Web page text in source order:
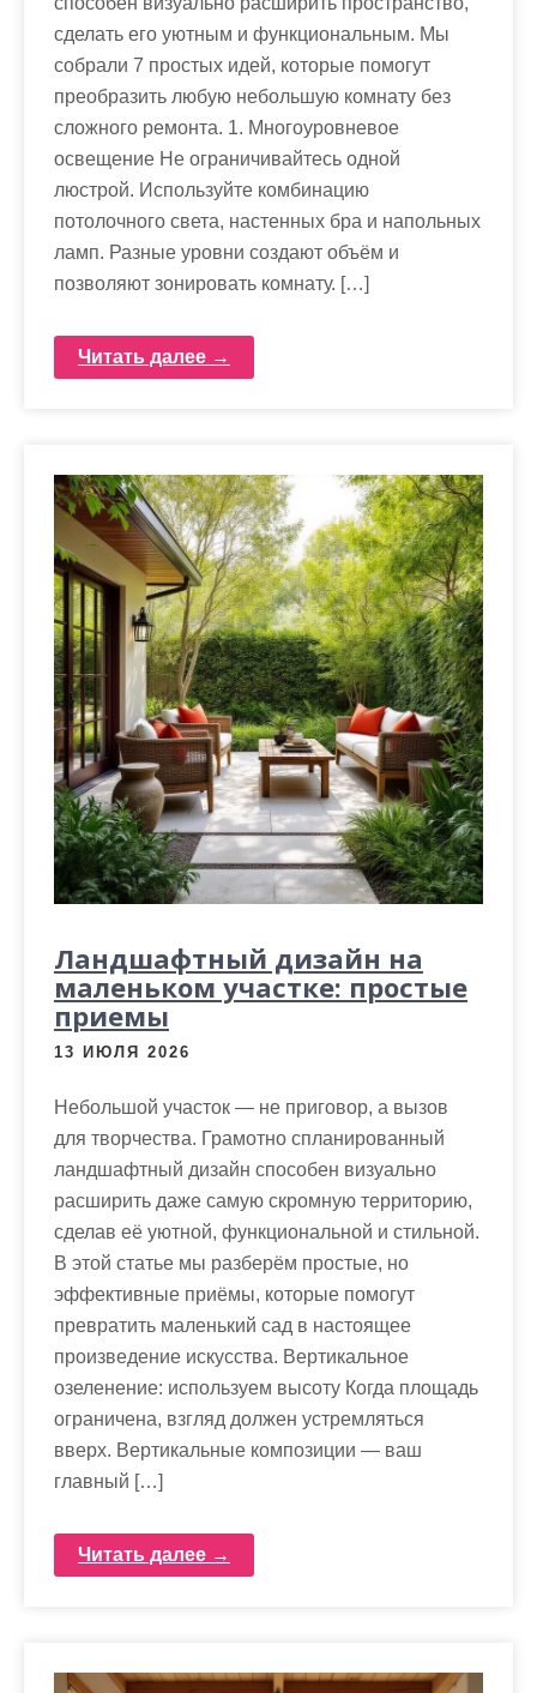
сделать его уютным и функциональным. Мы
собрали 7 простых идей, которые помогут
преобразить любую небольшую комнату без
сложного ремонта. 1. Многоуровневое
освещение Не ограничивайтесь одной
люстрой. Используйте комбинацию
потолочного света, настенных бра и напольных
ламп. Разные уровни создают объём и
позволяют зонировать комнату. […]
Читать далее →
Ландшафтный дизайн на
маленьком участке: простые
приемы
13 ИЮЛЯ 2026
Небольшой участок — не приговор, а вызов
для творчества. Грамотно спланированный
ландшафтный дизайн способен визуально
расширить даже самую скромную территорию,
сделав её уютной, функциональной и стильной.
В этой статье мы разберём простые, но
эффективные приёмы, которые помогут
превратить маленький сад в настоящее
произведение искусства. Вертикальное
озеленение: используем высоту Когда площадь
ограничена, взгляд должен устремляться
вверх. Вертикальные композиции — ваш
главный […]
Читать далее →